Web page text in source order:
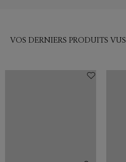
VOS DERNIERS PRODUITS VUS